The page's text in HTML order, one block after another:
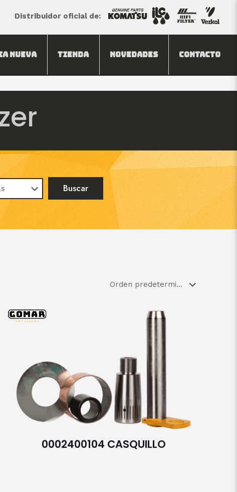
Distribuidor oficial de:
Nueva Tienda Novedades Contacto
0002400104 CASQUILLO